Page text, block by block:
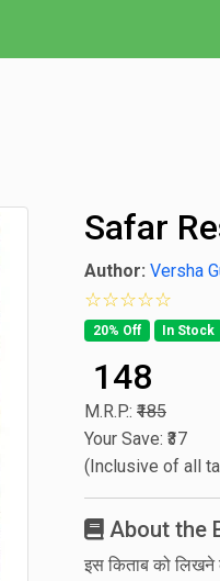
Safar
Author: Versha
20% Off In Stock
₹ 148
M.R.P.: ₹185
Your Save: ₹37
(Inclusive of all
About the
इस किताब को लिखने